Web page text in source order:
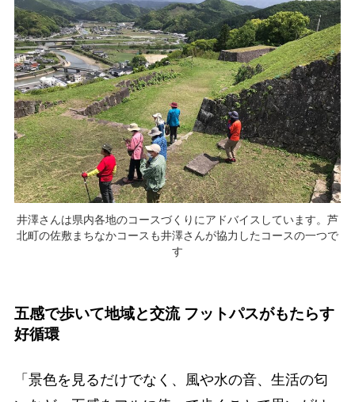
井澤さんは県内各地のコースづくりにアドバイスしています。芦
北町の佐敷まちなかコースも井澤さんが協力したコースの一つで
す
五感で歩いて地域と交流 フットパスがもたらす
好循環
「景色を見るだけでなく、風や水の音、生活の匂